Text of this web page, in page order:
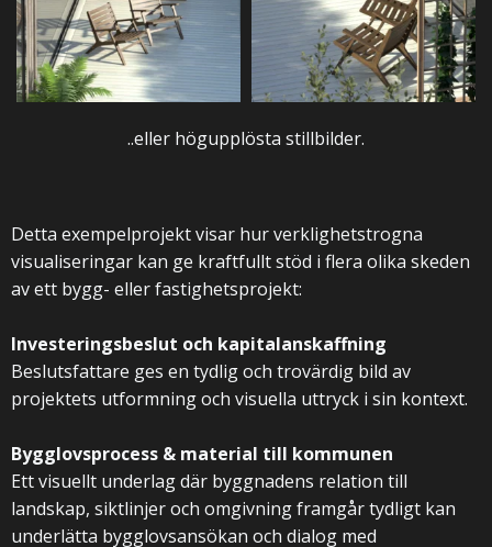
..eller högupplösta stillbilder.
Detta exempelprojekt visar hur verklighetstrogna
visualiseringar kan ge kraftfullt stöd i flera olika skeden
av ett bygg- eller fastighetsprojekt:
Investeringsbeslut och kapitalanskaffning
Beslutsfattare ges en tydlig och trovärdig bild av
projektets utformning och visuella uttryck i sin kontext.
Bygglovsprocess & material till kommunen
Ett visuellt underlag där byggnadens relation till
landskap, siktlinjer och omgivning framgår tydligt kan
underlätta bygglovsansökan och dialog med